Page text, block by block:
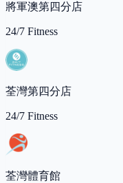
將軍澳第四分店
24/7 Fitness
荃灣第四分店
24/7 Fitness
荃灣體育館